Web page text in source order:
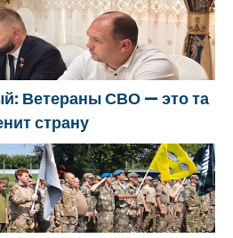
Ветераны СВО — это та
страну